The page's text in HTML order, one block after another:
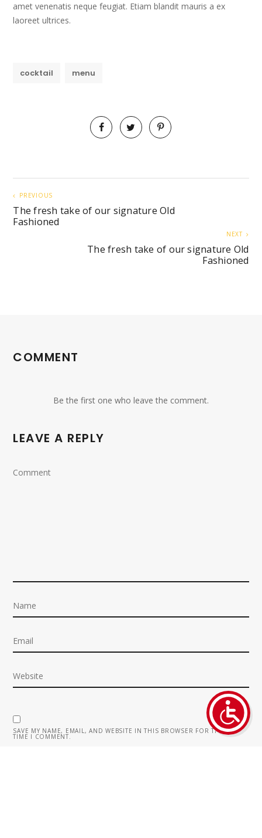
amet venenatis neque feugiat. Etiam blandit mauris a ex
laoreet ultrices.
cocktail menu
PREVIOUS
The fresh take of our signature Old
Fashioned
NEXT
The fresh take of our signature Old
Fashioned
COMMENT
Be the first one who leave the comment.
LEAVE A REPLY
SAVE MY NAME, EMAIL, AND WEBSITE IN THIS BROWSER FOR THE NEXT
TIME I COMMENT.